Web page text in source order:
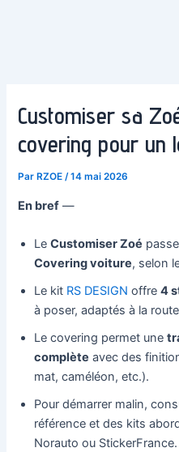
Customiser sa
covering pour un
Par RZOE/14 mai 2026
En bref —
LeCustomiser Zoé
Covering voiture, selon
Le kit RS DESIGN offre4
à poser, adaptés à la
Le covering permet une
complète avec des
mat, caméléon, etc.).
Pour démarrer malin,
référence et des kits
Norauto ou StickerFrance.